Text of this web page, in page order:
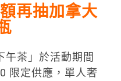
再抽加拿大
午茶」於活動期間
限定供應，單人奢